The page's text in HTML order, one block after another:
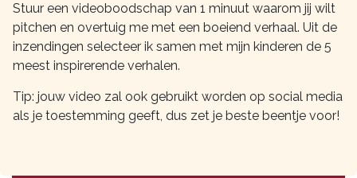
Stuur een videoboodschap van 1 minuut waarom jij wilt
pitchen en overtuig me met een boeiend verhaal. Uit de
inzendingen selecteer ik samen met mijn kinderen de 5
meest inspirerende verhalen.
Tip: jouw video zal ook gebruikt worden op social media
als je toestemming geeft, dus zet je beste beentje voor!